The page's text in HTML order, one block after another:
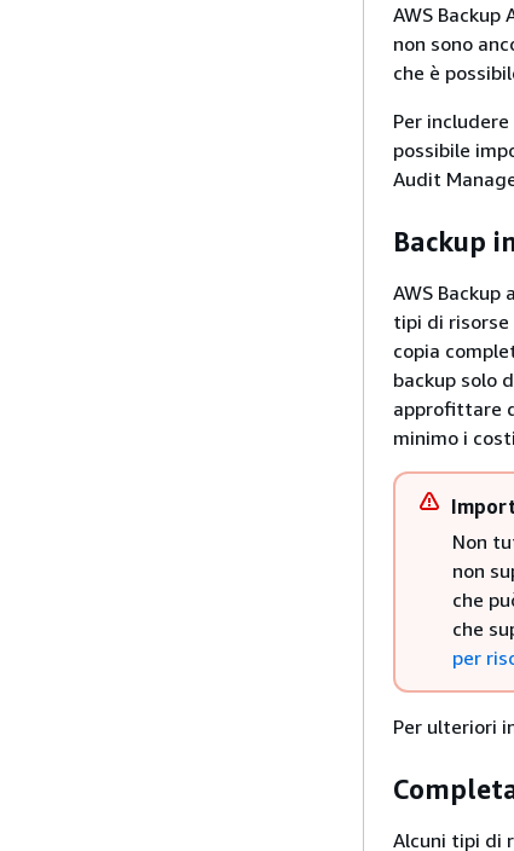
AWS
non sono
che è
Per
possibile
Audit
Backup
AWS
tipi di risorse
copia
backup solo
approfittare
minimo i
Non
non
che
che
per
Per ulteriori
Alcuni tipi di